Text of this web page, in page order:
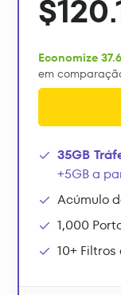
Economize
em
35GB
+5GB a
Acúmulo
1,000
10+ Filtros